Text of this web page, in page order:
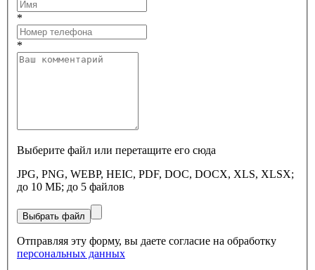
*
*
Выберите файл или перетащите его сюда
JPG, PNG, WEBP, HEIC, PDF, DOC, DOCX, XLS, XLSX;
до 10 МБ; до 5 файлов
Выбрать файл
Отправляя эту форму, вы даете согласие на обработку
персональных данных